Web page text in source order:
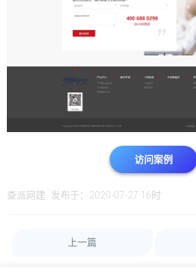
访问案例
查派网建 发布于：2020-07-27 16时
上一篇